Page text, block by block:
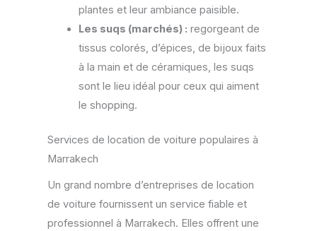
plantes et leur ambiance paisible.
Les suqs (marchés) : regorgeant de
tissus colorés, d’épices, de bijoux faits
à la main et de céramiques, les suqs
sont le lieu idéal pour ceux qui aiment
le shopping.
Services de location de voiture populaires à
Marrakech
Un grand nombre d’entreprises de location
de voiture fournissent un service fiable et
professionnel à Marrakech. Elles offrent une